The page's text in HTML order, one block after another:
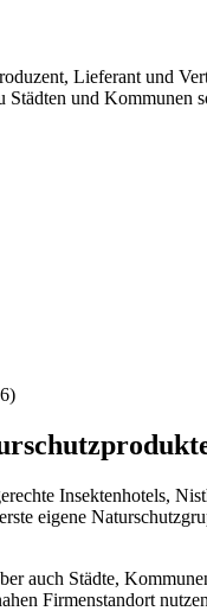
Lieferant und
und
Insektenhotels,
eigene
auch Städte,
Firmenstandort